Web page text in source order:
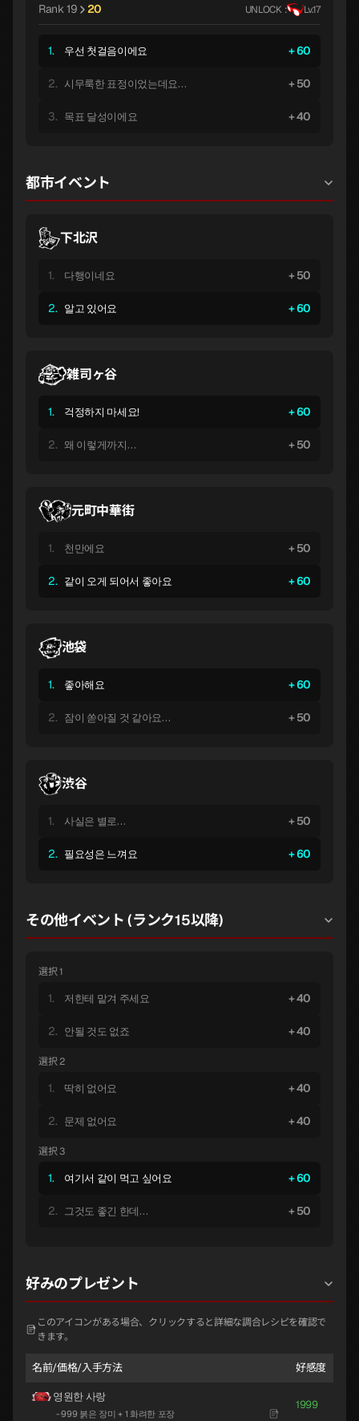
Rank 19 20 UNLOCK : Lv.17
1. 우선 첫걸음이에요 60
2. 시무룩한 표정이었는데요… 50
3. 목표 달성이에요 40
都市イベント
下北沢
1. 다행이네요 50
2. 알고 있어요 60
雑司ヶ谷
1. 걱정하지 마세요! 60
2. 왜 이렇게까지… 50
元町中華街
1. 천만에요 50
2. 같이 오게 되어서 좋아요 60
池袋
1. 좋아해요 60
2. 잠이 쏟아질 것 같아요… 50
渋谷
1. 사실은 별로… 50
2. 필요성은 느껴요 60
その他イベント (ランク15以降)
選択 1
1. 저한테 맡겨 주세요 40
2. 안될 것도 없죠 40
選択 2
1. 딱히 없어요 40
2. 문제 없어요 40
選択 3
1. 여기서 같이 먹고 싶어요 60
2. 그것도 좋긴 한데… 50
好みのプレゼント
このアイコンがある場合、クリックすると詳細な調合レシピを確認で
きます。
名前/価格/入手方法 好感度
영원한 사랑
-·999 붉은 장미 + 1 화려한 포장
1999